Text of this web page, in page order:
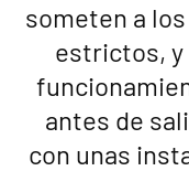
someten a
estrictos, y
antes de
con unas